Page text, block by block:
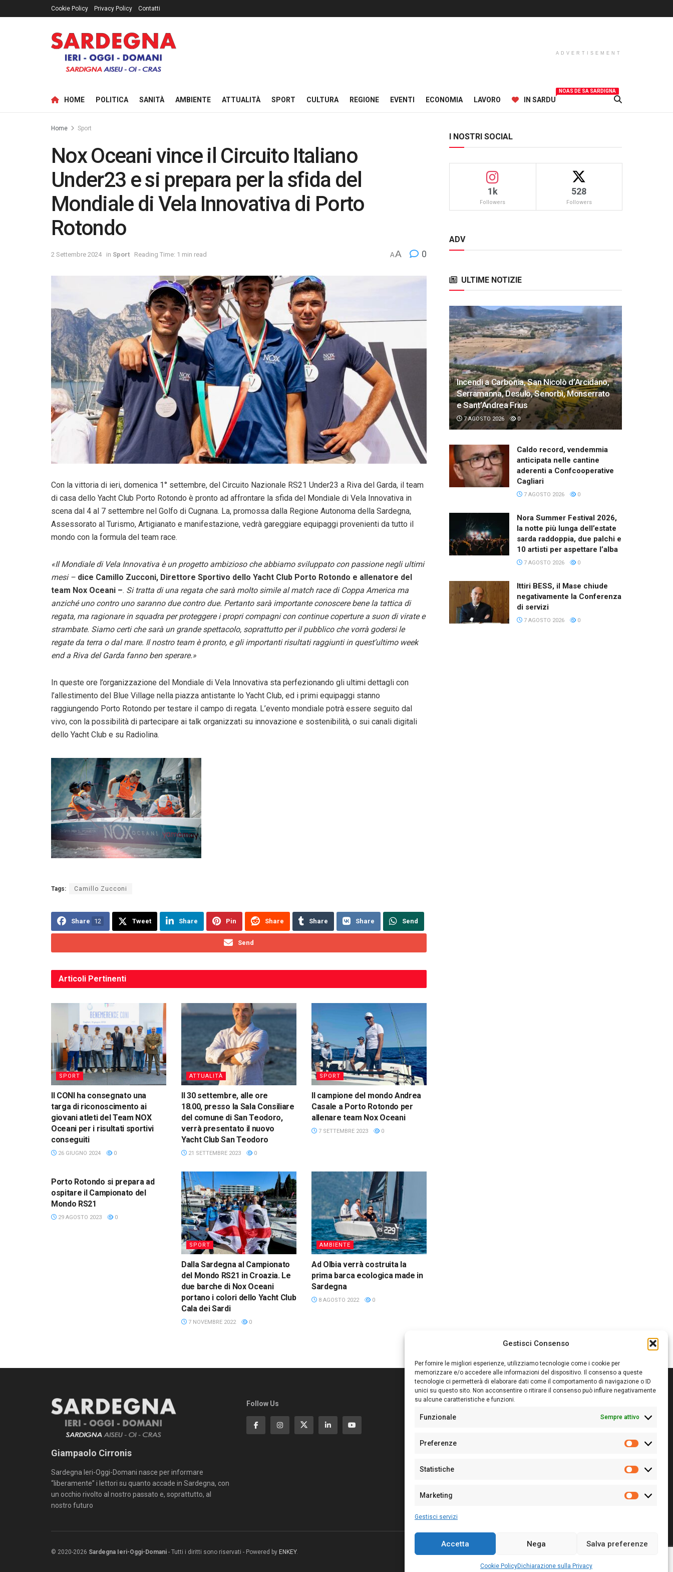
Gestisci Consenso
Per fornire le migliori esperienze, utilizziamo tecnologie come i cookie per
memorizzare e/o accedere alle informazioni del dispositivo. Il consenso a queste
tecnologie ci permetterà di elaborare dati come il comportamento di navigazione o ID
unici su questo sito. Non acconsentire o ritirare il consenso può influire negativamente
su alcune caratteristiche e funzioni.
Funzionale Sempre attivo
Preferenze
Statistiche
Statistiche
Marketing
Marketing
Gestisci servizi
Accetta Nega Salva preferenze
Cookie PolicyDichiarazione sulla Privacy
Cookie Policy Privacy Policy Contatti
ADVERTISEMENT
HOME POLITICA SANITÀ AMBIENTE ATTUALITÀ SPORT CULTURA REGIONE EVENTI ECONOMIA LAVORO IN SARDU
NOAS DE SA SARDIGNA
Home Sport
Nox Oceani vince il Circuito Italiano
Under23 e si prepara per la sfida del
Mondiale di Vela Innovativa di Porto
Rotondo
2 Settembre 2024 in Sport Reading Time: 1 min read AA 0
Con la vittoria di ieri, domenica 1° settembre, del Circuito Nazionale RS21 Under23 a Riva del Garda, il team
di casa dello Yacht Club Porto Rotondo è pronto ad affrontare la sfida del Mondiale di Vela Innovativa in
scena dal 4 al 7 settembre nel Golfo di Cugnana. La, promossa dalla Regione Autonoma della Sardegna,
Assessorato al Turismo, Artigianato e manifestazione, vedrà gareggiare equipaggi provenienti da tutto il
mondo con la formula del team race.
«Il Mondiale di Vela Innovativa è un progetto ambizioso che abbiamo sviluppato con passione negli ultimi
mesi – dice Camillo Zucconi, Direttore Sportivo dello Yacht Club Porto Rotondo e allenatore del
team Nox Oceani –. Si tratta di una regata che sarà molto simile al match race di Coppa America ma
anziché uno contro uno saranno due contro due. Pertanto sarà importante conoscere bene la tattica di
regata, ma ragionare in squadra per proteggere i propri compagni con continue coperture a suon di virate e
strambate. Siamo certi che sarà un grande spettacolo, soprattutto per il pubblico che vorrà godersi le
regate da terra o dal mare. Il nostro team è pronto, e gli importanti risultati raggiunti in quest’ultimo week
end a Riva del Garda fanno ben sperare.»
In queste ore l’organizzazione del Mondiale di Vela Innovativa sta perfezionando gli ultimi dettagli con
l’allestimento del Blue Village nella piazza antistante lo Yacht Club, ed i primi equipaggi stanno
raggiungendo Porto Rotondo per testare il campo di regata. L’evento mondiale potrà essere seguito dal
vivo, con la possibilità di partecipare ai talk organizzati su innovazione e sostenibilità, o sui canali digitali
dello Yacht Club e su Radiolina.
Tags: Camillo Zucconi
Share 12 Tweet Share Pin Share Share Share Send
Send
Articoli Pertinenti
SPORT
Il CONI ha consegnato una
targa di riconoscimento ai
giovani atleti del Team NOX
Oceani per i risultati sportivi
conseguiti
26 GIUGNO 2024 0
ATTUALITÀ
Il 30 settembre, alle ore
18.00, presso la Sala Consiliare
del comune di San Teodoro,
verrà presentato il nuovo
Yacht Club San Teodoro
21 SETTEMBRE 2023 0
SPORT
Il campione del mondo Andrea
Casale a Porto Rotondo per
allenare team Nox Oceani
7 SETTEMBRE 2023 0
Porto Rotondo si prepara ad
ospitare il Campionato del
Mondo RS21
29 AGOSTO 2023 0
SPORT
Dalla Sardegna al Campionato
del Mondo RS21 in Croazia. Le
due barche di Nox Oceani
portano i colori dello Yacht Club
Cala dei Sardi
7 NOVEMBRE 2022 0
AMBIENTE
Ad Olbia verrà costruita la
prima barca ecologica made in
Sardegna
8 AGOSTO 2022 0
I NOSTRI SOCIAL
1k
Followers
528
Followers
ADV
ULTIME NOTIZIE
Incendi a Carbonia, San Nicolò d’Arcidano,
Serramanna, Desulo, Senorbì, Monserrato
e Sant’Andrea Frius
7 AGOSTO 2026 0
Caldo record, vendemmia
anticipata nelle cantine
aderenti a Confcooperative
Cagliari
7 AGOSTO 2026 0
Nora Summer Festival 2026,
la notte più lunga dell’estate
sarda raddoppia, due palchi e
10 artisti per aspettare l’alba
7 AGOSTO 2026 0
Ittiri BESS, il Mase chiude
negativamente la Conferenza
di servizi
7 AGOSTO 2026 0
Giampaolo Cirronis
Sardegna Ieri-Oggi-Domani nasce per informare
“liberamente” i lettori su quanto accade in Sardegna, con
un occhio rivolto al nostro passato e, soprattutto, al
nostro futuro
Follow Us Editore:Giampaolo Cirronis Ditta individuale
Sede:
N° di iscrizione al ROC:
N° 128/2020 del 10/02/2020
Per la Pubblicità:
© 2020-2026 Sardegna Ieri-Oggi-Domani - Tutti i diritti sono riservati - Powered by ENKEY.